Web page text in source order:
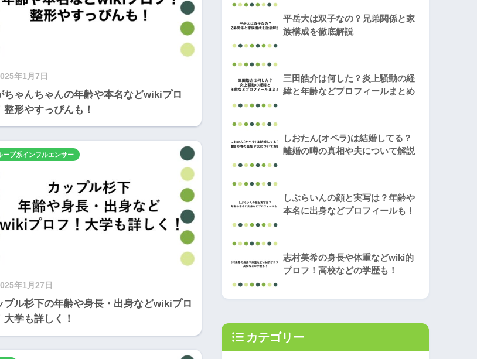
年1月7日
ちゃんちゃんの年齢や本名などwikiプロ
整形やすっぴんも！
年1月27日
プル杉下の年齢や身長・出身などwikiプロ
大学も詳しく！
ープ系インフルエンサー
平岳大は双子なの？兄弟関係と家
族構成を徹底解説
三田皓介は何した？炎上騒動の経
緯と年齢などプロフィールまとめ
しおたん(オペラ)は結婚してる？
離婚の噂の真相や夫について解説
しぶらいんの顔と実写は？年齢や
本名に出身などプロフィールも！
志村美希の身長や体重などwiki的
プロフ！高校などの学歴も！
カテゴリー